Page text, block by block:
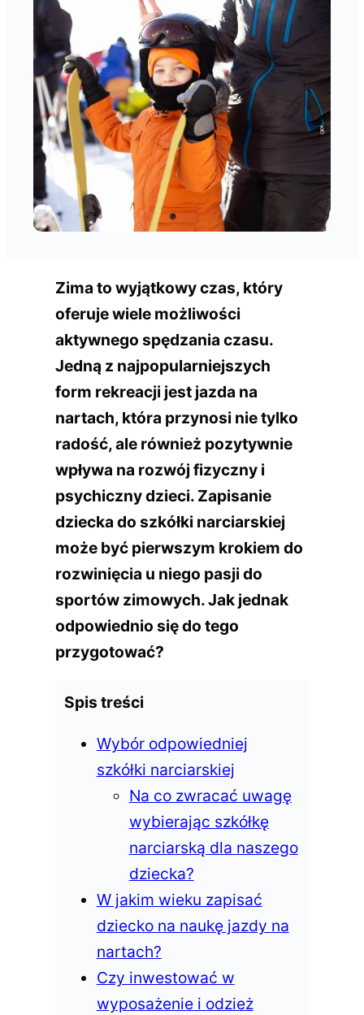
Zima to wyjątkowy czas, który
oferuje wiele możliwości
aktywnego spędzania czasu.
Jedną z najpopularniejszych
form rekreacji jest jazda na
nartach, która przynosi nie tylko
radość, ale również pozytywnie
wpływa na rozwój fizyczny i
psychiczny dzieci. Zapisanie
dziecka do szkółki narciarskiej
może być pierwszym krokiem do
rozwinięcia u niego pasji do
sportów zimowych. Jak jednak
odpowiednio się do tego
przygotować?
Spis treści
Wybór odpowiedniej
szkółki narciarskiej
Na co zwracać uwagę
wybierając szkółkę
narciarską dla naszego
dziecka?
W jakim wieku zapisać
dziecko na naukę jazdy na
nartach?
Czy inwestować w
wyposażenie i odzież